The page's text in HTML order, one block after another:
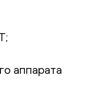
аппарата